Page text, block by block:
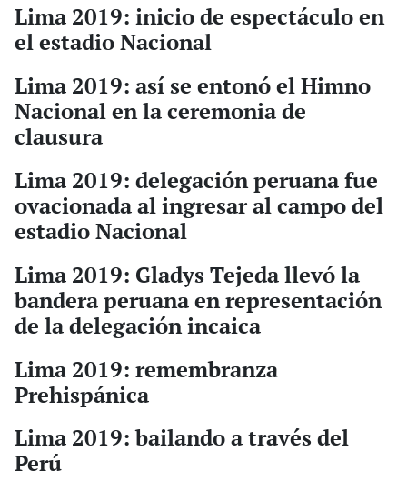
Lima 2019: inicio de espectáculo en
el estadio Nacional
Lima 2019: así se entonó el Himno
Nacional en la ceremonia de
clausura
Lima 2019: delegación peruana fue
ovacionada al ingresar al campo del
estadio Nacional
Lima 2019: Gladys Tejeda llevó la
bandera peruana en representación
de la delegación incaica
Lima 2019: remembranza
Prehispánica
Lima 2019: bailando a través del
Perú